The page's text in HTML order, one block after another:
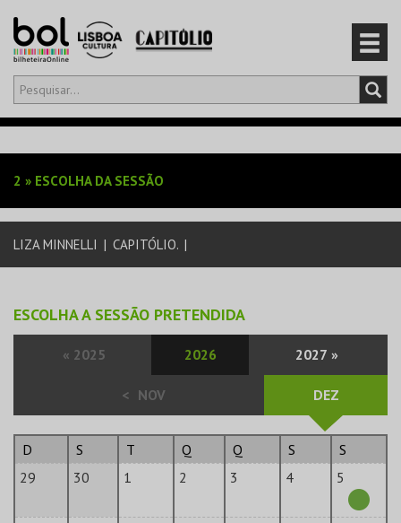
Olá,iniciar sessão
EVENTOS
CARTÕES
2 » ESCOLHA DA SESSÃO
LIZA MINNELLI | CAPITÓLIO. |
ESCOLHA A SESSÃO PRETENDIDA
« 2025 2026 2027 »
< NOV DEZ
D S T Q Q S
S
29
30 1 2 3 4 5